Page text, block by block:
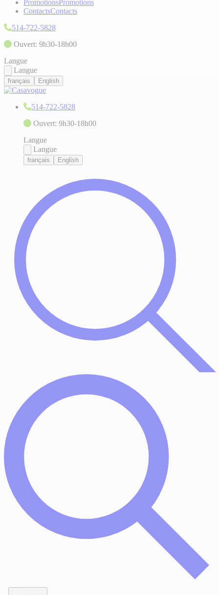
PromotionsPromotions
ContactsContacts
514-722-5828
Ouvert: 9h30-18h00
Langue
Langue
français English
514-722-5828
Ouvert: 9h30-18h00
Langue
Langue
français English